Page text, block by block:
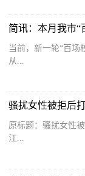
简讯：本月我市“
当前，新一轮“百场
从...
骚扰女性被拒后
原标题：骚扰女性
江...